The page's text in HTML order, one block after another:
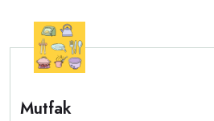
Mutfak